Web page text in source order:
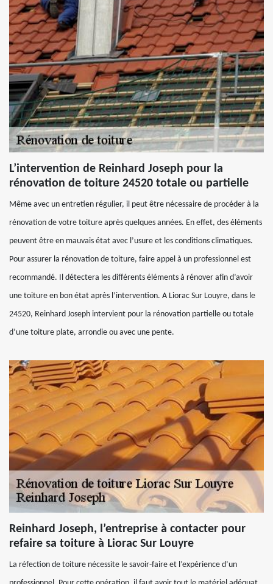
L’intervention de Reinhard Joseph pour la
rénovation de toiture 24520 totale ou partielle
Même avec un entretien régulier, il peut être nécessaire de procéder à la
rénovation de votre toiture après quelques années. En effet, des éléments
peuvent être en mauvais état avec l’usure et les conditions climatiques.
Pour assurer la rénovation de toiture, faire appel à un professionnel est
recommandé. Il détectera les différents éléments à rénover afin d’avoir
une toiture en bon état après l’intervention. A Liorac Sur Louyre, dans le
24520, Reinhard Joseph intervient pour la rénovation partielle ou totale
d’une toiture plate, arrondie ou avec une pente.
Reinhard Joseph, l’entreprise à contacter pour
refaire sa toiture à Liorac Sur Louyre
La réfection de toiture nécessite le savoir-faire et l’expérience d’un